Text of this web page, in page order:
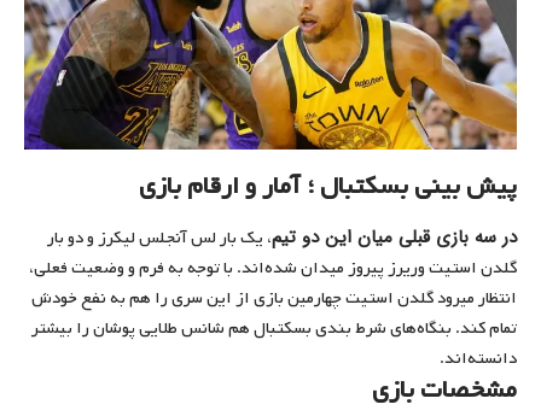
پیش بینی بسکتبال ؛ آمار و ارقام بازی
در سه بازی قبلی میان این دو تیم، یک بار لس آنجلس لیکرز و دو بار
گلدن استیت وریرز پیروز میدان شده‌اند. با توجه به فرم و وضعیت فعلی،
انتظار می‎رود گلدن استیت چهارمین بازی از این سری را هم به نفع خودش
تمام کند. بنگاه‌های شرط بندی بسکتبال هم شانس طلایی پوشان را بیشتر
دانسته‌اند.
مشخصات بازی